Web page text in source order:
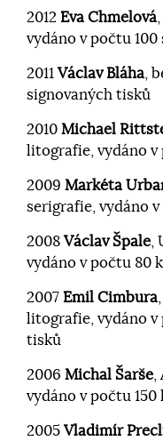
2012 Eva Chmelová
vydáno v počtu
2011 Václav Bláha ,
signovaných tisků
2010 Michael
litografie, vydáno v
2009 Markéta
serigrafie, vydáno
2008 Václav Špale
vydáno v počtu 80
2007 Emil Cimbura
litografie, vydáno v
tisků
2006 Michal Šarše
vydáno v počtu
2005 Vladimír